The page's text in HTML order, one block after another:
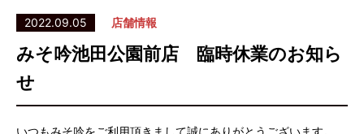
2022.09.05 店舗情報
みそ吟池田公園前店 臨時休業のお知ら
せ
いつもみそ吟をご利用頂きまして誠にありがとうございます。